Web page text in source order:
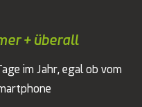
+ überall
im Jahr, egal ob vom